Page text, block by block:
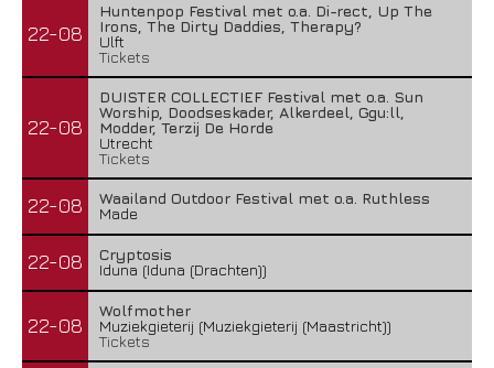
Gallon – A Spell Called Reality
22-08
Huntenpop Festival met o.a. Di-rect, Up The
Irons, The Dirty Daddies, Therapy?
Ulft
Tickets
22-08
DUISTER COLLECTIEF Festival met o.a. Sun
Worship, Doodseskader, Alkerdeel, Ggu:ll,
Modder, Terzij De Horde
Utrecht
Tickets
22-08
Waailand Outdoor Festival met o.a. Ruthless
Made
22-08
Cryptosis
Iduna (Iduna (Drachten))
22-08
Wolfmother
Muziekgieterij (Muziekgieterij (Maastricht))
Tickets